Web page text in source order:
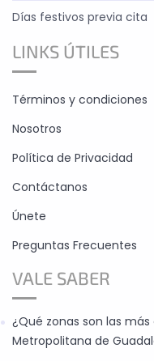
Días festivos previa cita
LINKS ÚTILES
Términos y condiciones
Nosotros
Política de Privacidad
Contáctanos
Únete
Preguntas Frecuentes
VALE SABER
¿Qué zonas son las
Metropolitana de